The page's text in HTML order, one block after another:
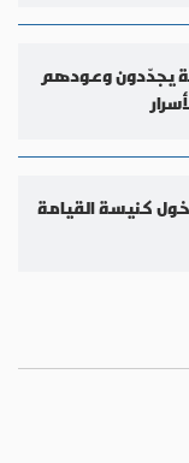
يجدّدون وعودهم
كنيسة القيامة